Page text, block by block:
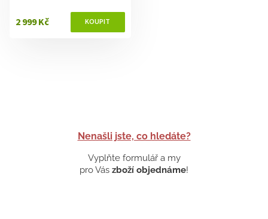
Nenašli jste, co hledáte?
Vyplňte formulář a my
pro Vás zboží objednáme!
2 999 Kč